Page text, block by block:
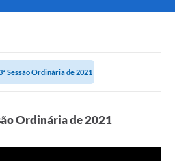
Sessão Ordinária de 2021
Ordinária de 2021